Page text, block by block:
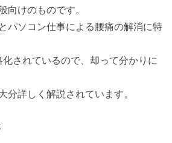
向けのものです。
パソコン仕事による腰痛の解消に特
化されているので、却って分かりに
分詳しく解説されています。